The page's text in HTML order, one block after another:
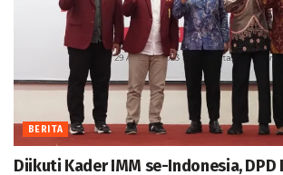
BERITA
Diikuti Kader IMM se-Indonesia, DPD